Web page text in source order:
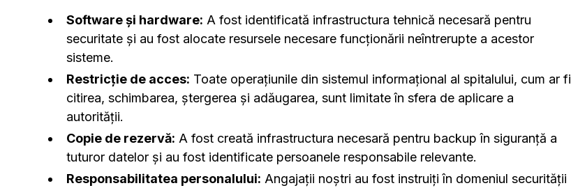
Software și hardware: A fost identificată infrastructura tehnică necesară pentru
securitate și au fost alocate resursele necesare funcționării neîntrerupte a acestor
sisteme.
Restricție de acces: Toate operațiunile din sistemul informațional al spitalului, cum ar fi
citirea, schimbarea, ștergerea și adăugarea, sunt limitate în sfera de aplicare a
autorității.
Copie de rezervă: A fost creată infrastructura necesară pentru backup în siguranță a
tuturor datelor și au fost identificate persoanele responsabile relevante.
Responsabilitatea personalului: Angajații noștri au fost instruiți în domeniul securității